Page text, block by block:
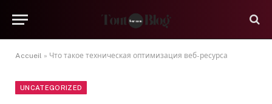
Accueil » Что такое техническая оптимизация веб-ресурса
UNCATEGORIZED